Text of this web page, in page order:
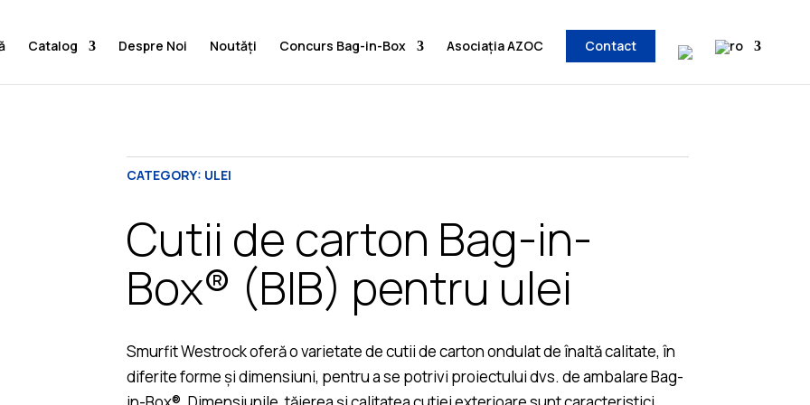
Catalog Despre Noi Noutăți Concurs Bag-in-Box Asociația AZOC Contact
CATEGORY: ULEI
Cutii de carton Bag-in-
Box® (BIB) pentru ulei
Smurfit Westrock oferă o varietate de cutii de carton ondulat de înaltă calitate, în
diferite forme și dimensiuni, pentru a se potrivi proiectului dvs. de ambalare Bag-